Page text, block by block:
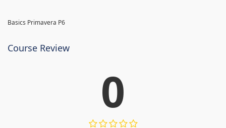
Basics Primavera P6
Course Review
0